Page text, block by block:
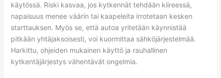
käytössä. Riski kasvaa, jos kytkennät tehdään kiireessä,
napaisuus menee väärin tai kaapeleita irrotetaan kesken
starttauksen. Myös se, että autoa yritetään käynnistää
pitkään yhtäjaksoisesti, voi kuormittaa sähköjärjestelmää.
Harkittu, ohjeiden mukainen käyttö ja rauhallinen
kytkentäjärjestys vähentävät ongelmia.